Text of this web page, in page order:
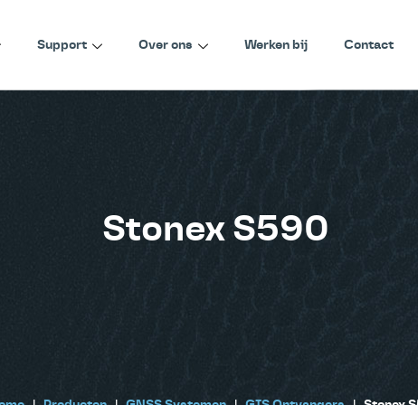
Support Over ons Werken bij Contact
Stonex S590